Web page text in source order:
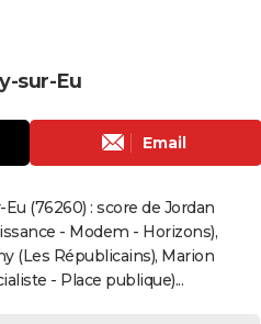
sur-Eu
Email
(76260) : score de Jordan
- Modem - Horizons),
(Les Républicains), Marion
- Place publique)...